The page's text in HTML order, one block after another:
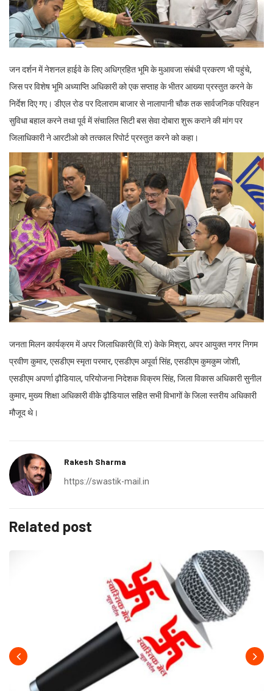
जन दर्शन में नेशनल हाईवे के लिए अधिग्रहित भूमि के मुआवजा संबंधी प्रकरण भी पहुंचे,
जिस पर विशेष भूमि अध्याप्ति अधिकारी को एक सप्ताह के भीतर आख्या प्रस्तुत करने के
निर्देश दिए गए। डीएल रोड पर दिलाराम बाजार से नालापानी चौक तक सार्वजनिक परिवहन
सुविधा बहाल करने तथा पूर्व में संचालित सिटी बस सेवा दोबारा शुरू कराने की मांग पर
जिलाधिकारी ने आरटीओ को तत्काल रिपोर्ट प्रस्तुत करने को कहा।
जनता मिलन कार्यक्रम में अपर जिलाधिकारी(वि.रा) केके मिश्रा, अपर आयुक्त नगर निगम
प्रवीण कुमार, एसडीएम स्मृता परमार, एसडीएम अपूर्वा सिंह, एसडीएम कुमकुम जोशी,
एसडीएम अपर्णा ढ़ौडियाल, परियोजना निदेशक विक्रम सिंह, जिला विकास अधिकारी सुनील
कुमार, मुख्य शिक्षा अधिकारी वीके ढ़ौडियाल सहित सभी विभागों के जिला स्तरीय अधिकारी
मौजूद थे।
Rakesh Sharma
https://swastik-mail.in
Related post